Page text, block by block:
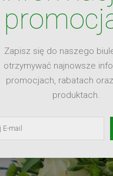
Zapisz się do naszego
otrzymywać najnowsze
promocjach, rabatach
produktach.